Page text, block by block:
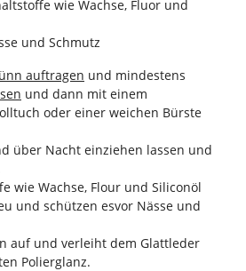
wie Wachse, Fluor und
und Schmutz
auftragen und mindestens
und dann mit einem
oder einer weichen Bürste
über Nacht einziehen lassen und
wie Wachse, Flour und Siliconöl
und schützen esvor Nässe und
auf und verleiht dem Glattleder
Polierglanz.